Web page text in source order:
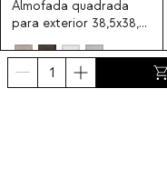
Almofada quadrada
para exterior 38,5x38,5
cm em tecido Kreta